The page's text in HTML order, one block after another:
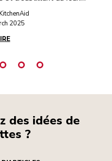
préparer le pain ? Ou de
le défi avec ces
faire avec des robots
2025
des idées de
?